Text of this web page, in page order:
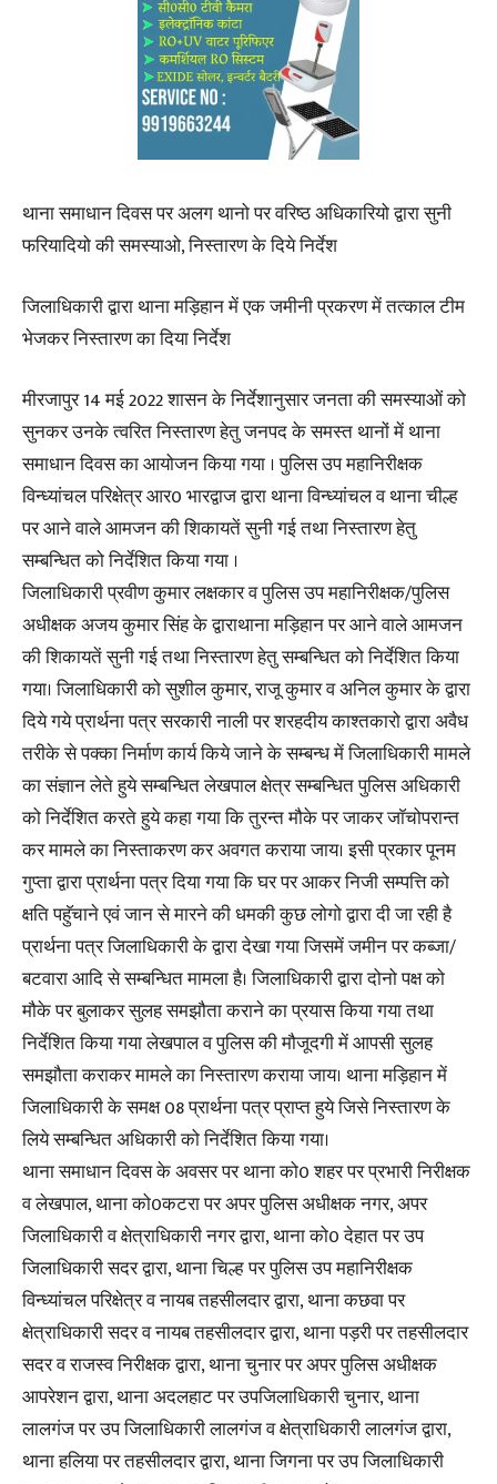
थाना समाधान दिवस पर अलग थानो पर वरिष्ठ अधिकारियो द्वारा सुनी
फरियादियो की समस्याओ, निस्तारण के दिये निर्देश
जिलाधिकारी द्वारा थाना मड़िहान में एक जमीनी प्रकरण में तत्काल टीम
भेजकर निस्तारण का दिया निर्देश
मीरजापुर 14 मई 2022 शासन के निर्देशानुसार जनता की समस्याओं को
सुनकर उनके त्वरित निस्तारण हेतु जनपद के समस्त थानों में थाना
समाधान दिवस का आयोजन किया गया । पुलिस उप महानिरीक्षक
विन्ध्यांचल परिक्षेत्र आर0 भारद्वाज द्वारा थाना विन्ध्यांचल व थाना चील्ह
पर आने वाले आमजन की शिकायतें सुनी गई तथा निस्तारण हेतु
सम्बन्धित को निर्देशित किया गया ।
जिलाधिकारी प्रवीण कुमार लक्षकार व पुलिस उप महानिरीक्षक/पुलिस
अधीक्षक अजय कुमार सिंह के द्वाराथाना मड़िहान पर आने वाले आमजन
की शिकायतें सुनी गई तथा निस्तारण हेतु सम्बन्धित को निर्देशित किया
गया। जिलाधिकारी को सुशील कुमार, राजू कुमार व अनिल कुमार के द्वारा
दिये गये प्रार्थना पत्र सरकारी नाली पर शरहदीय काश्तकारो द्वारा अवैध
तरीके से पक्का निर्माण कार्य किये जाने के सम्बन्ध में जिलाधिकारी मामले
का संज्ञान लेते हुये सम्बन्धित लेखपाल क्षेत्र सम्बन्धित पुलिस अधिकारी
को निर्देशित करते हुये कहा गया कि तुरन्त मौके पर जाकर जाॅचोपरान्त
कर मामले का निस्ताकरण कर अवगत कराया जाय। इसी प्रकार पूनम
गुप्ता द्वारा प्रार्थना पत्र दिया गया कि घर पर आकर निजी सम्पत्ति को
क्षति पहुॅचाने एवं जान से मारने की धमकी कुछ लोगो द्वारा दी जा रही है
प्रार्थना पत्र जिलाधिकारी के द्वारा देखा गया जिसमें जमीन पर कब्जा/
बटवारा आदि से सम्बन्धित मामला है। जिलाधिकारी द्वारा दोनो पक्ष को
मौके पर बुलाकर सुलह समझौता कराने का प्रयास किया गया तथा
निर्देशित किया गया लेखपाल व पुलिस की मौजूदगी में आपसी सुलह
समझौता कराकर मामले का निस्तारण कराया जाय। थाना मड़िहान में
जिलाधिकारी के समक्ष 08 प्रार्थना पत्र प्राप्त हुये जिसे निस्तारण के
लिये सम्बन्धित अधिकारी को निर्देशित किया गया।
थाना समाधान दिवस के अवसर पर थाना को0 शहर पर प्रभारी निरीक्षक
व लेखपाल, थाना को0कटरा पर अपर पुलिस अधीक्षक नगर, अपर
जिलाधिकारी व क्षेत्राधिकारी नगर द्वारा, थाना को0 देहात पर उप
जिलाधिकारी सदर द्वारा, थाना चिल्ह पर पुलिस उप महानिरीक्षक
विन्ध्यांचल परिक्षेत्र व नायब तहसीलदार द्वारा, थाना कछवा पर
क्षेत्राधिकारी सदर व नायब तहसीलदार द्वारा, थाना पड़री पर तहसीलदार
सदर व राजस्व निरीक्षक द्वारा, थाना चुनार पर अपर पुलिस अधीक्षक
आपरेशन द्वारा, थाना अदलहाट पर उपजिलाधिकारी चुनार, थाना
लालगंज पर उप जिलाधिकारी लालगंज व क्षेत्राधिकारी लालगंज द्वारा,
थाना हलिया पर तहसीलदार द्वारा, थाना जिगना पर उप जिलाधिकारी